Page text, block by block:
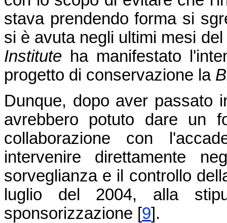
stava prendendo forma si
si è avuta negli ultimi mesi
Institute ha manifestato
progetto di conservazione la
Dunque, dopo aver passato
avrebbero potuto dare un
collaborazione con
intervenire direttamente
sorveglianza e il controllo
luglio del 2004, alla
sponsorizzazione [9].